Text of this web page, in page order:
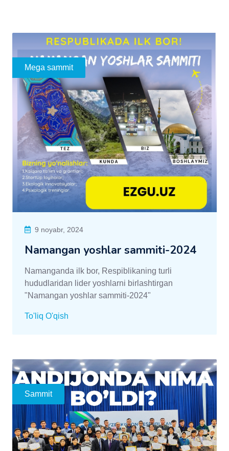
Mega sammit
9 noyabr, 2024
Namangan yoshlar sammiti-2024
Namanganda ilk bor, Respiblikaning turli
hududlaridan lider yoshlarni birlashtirgan
"Namangan yoshlar sammiti-2024"
To'liq O'qish
Sammit